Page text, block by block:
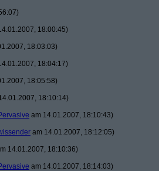
18:00:45)
18:03:03)
18:04:17)
18:05:58)
18:10:14)
am 14.01.2007, 18:10:43)
am 14.01.2007, 18:12:05)
14.01.2007, 18:10:36)
am 14.01.2007, 18:14:03)